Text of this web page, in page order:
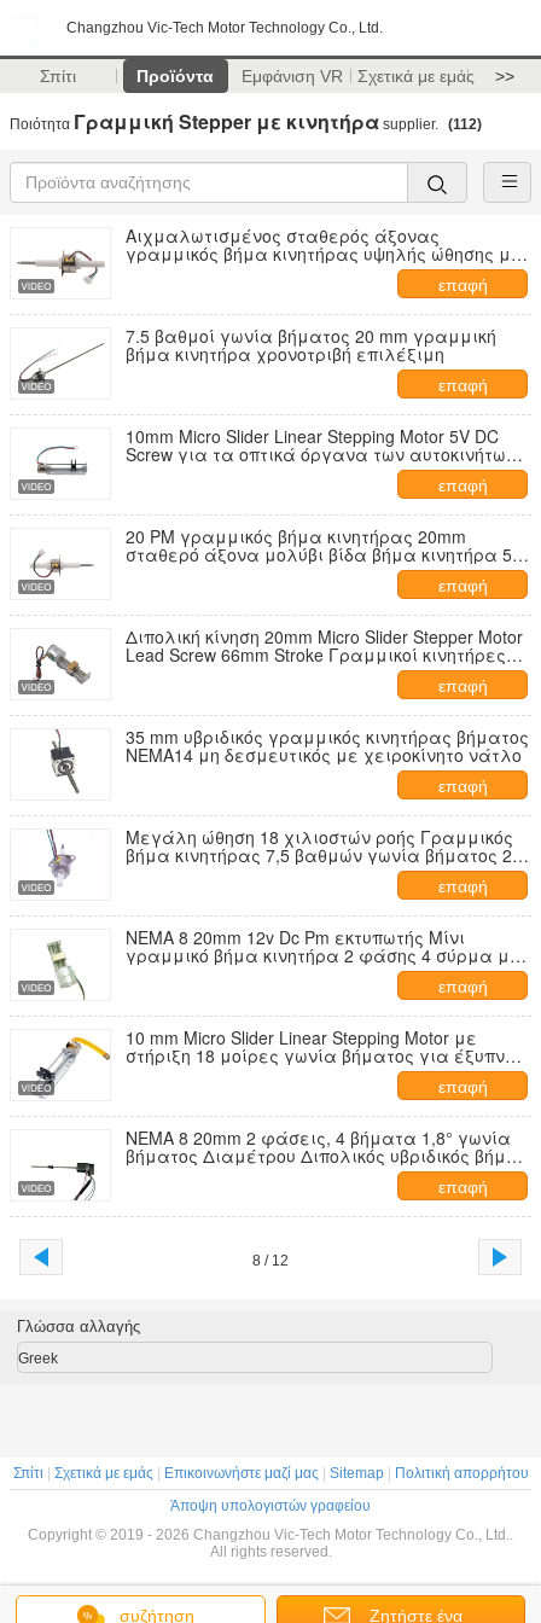
Changzhou Vic-Tech Motor Technology Co., Ltd.
Σπίτι Προϊόντα Εμφάνιση VR Σχετικά με εμάς >>
Ποιότητα Γραμμική Stepper με κινητήρα supplier. (112)
Αιχμαλωτισμένος σταθερός άξονας
γραμμικός βήμα κινητήρας υψηλής ώθησης με
επαφή
7.5 βαθμοί γωνία βήματος 20 mm γραμμική
βήμα κινητήρα χρονοτριβή επιλέξιμη
επαφή
10mm Micro Slider Linear Stepping Motor 5V DC
Screw για τα οπτικά όργανα των αυτοκινήτων
επαφή
20 PM γραμμικός βήμα κινητήρας 20mm
σταθερό άξονα μολύβι βίδα βήμα κινητήρα 5V
DC αιχμαλωτισμένο άξονα γραμμικό
επαφή
Διπολική κίνηση 20mm Micro Slider Stepper Motor
Lead Screw 66mm Stroke Γραμμικοί κινητήρες
Χαρακτηριστικά για αυτόματη πώληση
επαφή
35 mm υβριδικός γραμμικός κινητήρας βήματος
NEMA14 μη δεσμευτικός με χειροκίνητο νάτλο
επαφή
Μεγάλη ώθηση 18 χιλιοστών ροής Γραμμικός
βήμα κινητήρας 7,5 βαθμών γωνία βήματος 20
χιλιοστών διάμετρος για ιατρικό εξοπλισμό
επαφή
NEMA 8 20mm 12v Dc Pm εκτυπωτής Μίνι
γραμμικό βήμα κινητήρα 2 φάσης 4 σύρμα με
επαφή
10 mm Micro Slider Linear Stepping Motor με
στήριξη 18 μοίρες γωνία βήματος για έξυπνα
επαφή
NEMA 8 20mm 2 φάσεις, 4 βήματα 1,8° γωνία
βήματος Διαμέτρου Διπολικός υβριδικός βήμα
κινητήρας για ιατρικό εξοπλισμό
επαφή
8 / 12
συζήτηση Ζητήστε ένα
Γλώσσα αλλαγής
Greek
Σπίτι Σχετικά με εμάς Επικοινωνήστε μαζί μας Sitemap|
Πολιτική απορρήτου
Άποψη υπολογιστών γραφείου
Copyright © 2019 - 2026 Changzhou Vic-Tech Motor Technology Co., Ltd..
All rights reserved.